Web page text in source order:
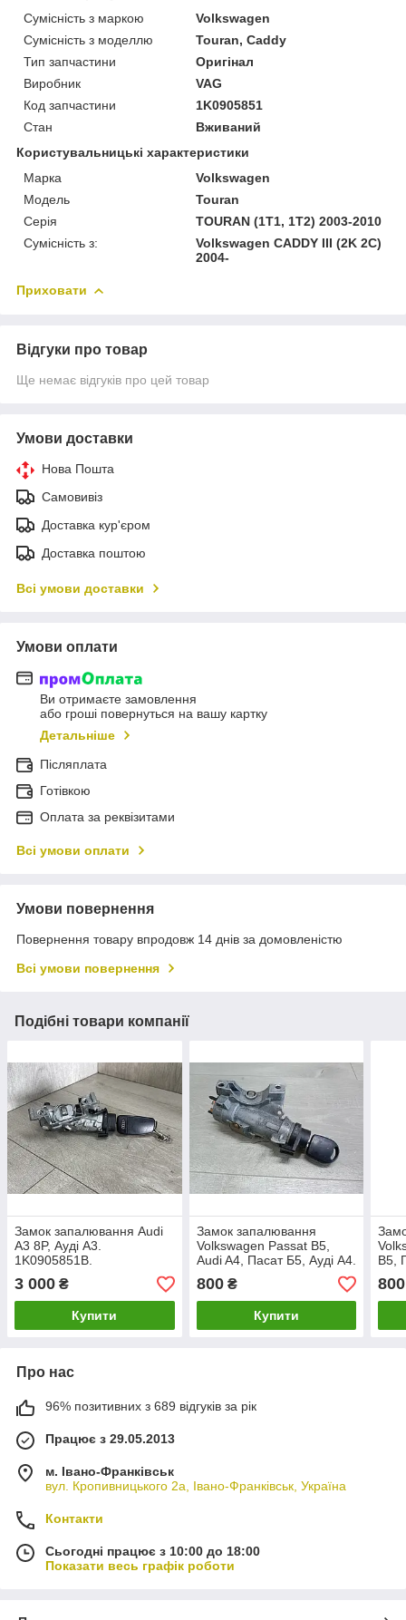
Сумісність з маркою
Volkswagen
Сумісність з моделлю
Touran, Caddy
Тип запчастини
Оригінал
Виробник
VAG
Код запчастини
1K0905851
Стан
Вживаний
Користувальницькі характеристики
Марка
Volkswagen
Модель
Touran
Серія
TOURAN (1T1, 1T2) 2003-2010
Сумісність з:
Volkswagen CADDY III (2K 2C)
2004-
Приховати
Відгуки про товар
Ще немає відгуків про цей товар
Умови доставки
Нова Пошта
Самовивіз
Доставка кур'єром
Доставка поштою
Всі умови доставки
Умови оплати
Ви отримаєте замовлення
або гроші повернуться на вашу картку
Детальніше
Післяплата
Готівкою
Оплата за реквізитами
Всі умови оплати
Умови повернення
Повернення товару впродовж 14 днів за домовленістю
Всі умови повернення
Подібні товари компанії
Замок запалювання Audi
A3 8P, Ауді А3.
1K0905851B.
3 000 ₴
Купити
Замок запалювання
Volkswagen Passat B5,
Audi A4, Пасат Б5, Ауді А4.
800₴
Купити
B5,
800
Про нас
96% позитивних з 689 відгуків за рік
Працює з 29.05.2013
м. Івано-Франківськ
вул. Кропивницького 2а, Івано-Франківськ, Україна
Контакти
Сьогодні працює з 10:00 до 18:00
Показати весь графік роботи